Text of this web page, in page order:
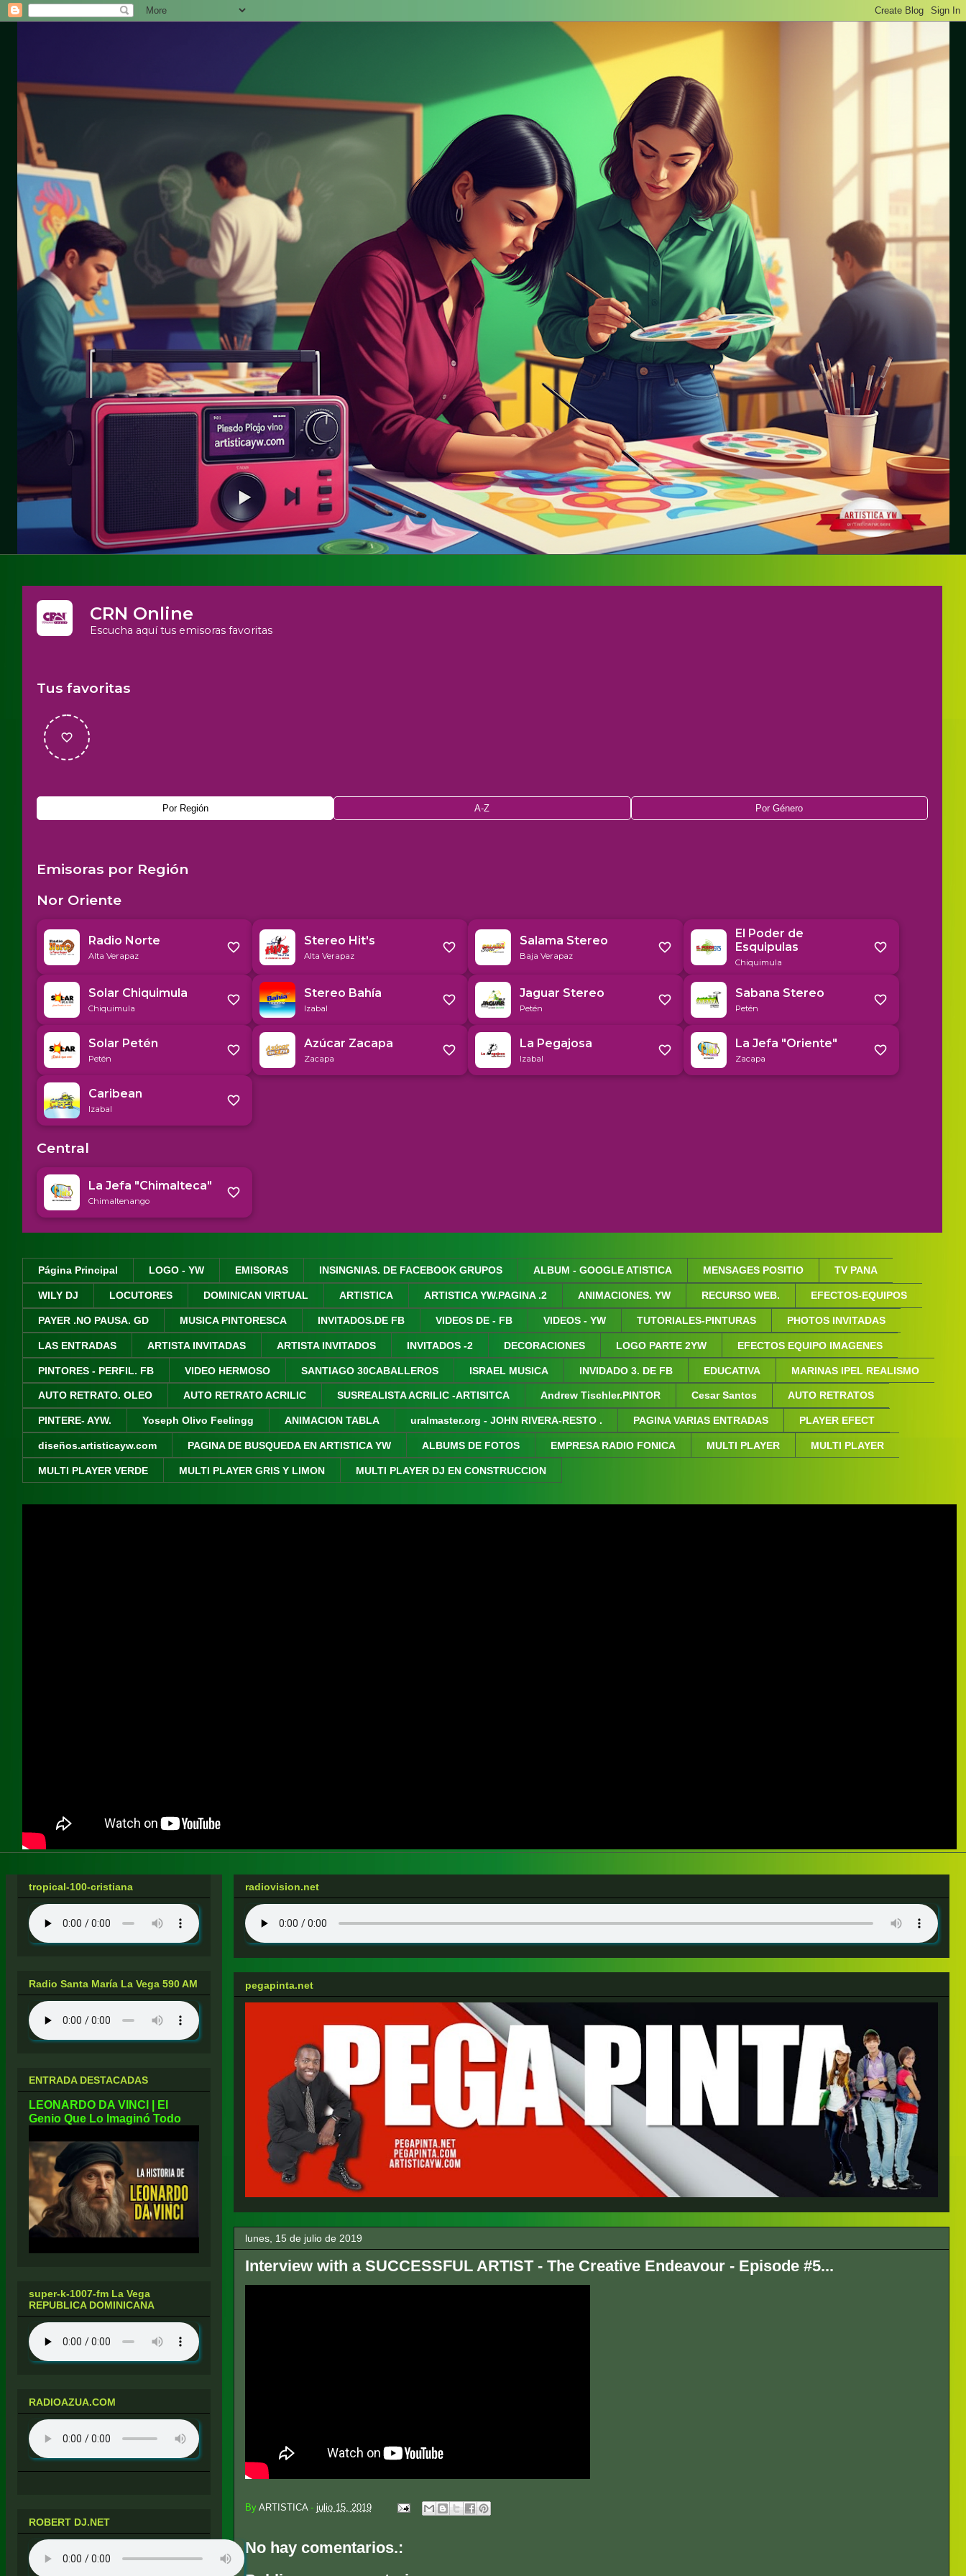
Página Principal LOGO - YW EMISORAS INSINGNIAS. DE FACEBOOK GRUPOS ALBUM - GOOGLE ATISTICA MENSAGES POSITIO TV PANA
WILY DJ LOCUTORES DOMINICAN VIRTUAL ARTISTICA ARTISTICA YW.PAGINA .2 ANIMACIONES. YW RECURSO WEB. EFECTOS-EQUIPOS
PAYER .NO PAUSA. GD MUSICA PINTORESCA INVITADOS.DE FB VIDEOS DE - FB VIDEOS - YW TUTORIALES-PINTURAS PHOTOS INVITADAS
LAS ENTRADAS ARTISTA INVITADAS ARTISTA INVITADOS INVITADOS -2 DECORACIONES LOGO PARTE 2YW EFECTOS EQUIPO IMAGENES
PINTORES - PERFIL. FB VIDEO HERMOSO SANTIAGO 30CABALLEROS ISRAEL MUSICA INVIDADO 3. DE FB EDUCATIVA MARINAS IPEL REALISMO
AUTO RETRATO. OLEO AUTO RETRATO ACRILIC SUSREALISTA ACRILIC -ARTISITCA Andrew Tischler.PINTOR Cesar Santos AUTO RETRATOS
PINTERE- AYW. Yoseph Olivo Feelingg ANIMACION TABLA uralmaster.org - JOHN RIVERA-RESTO . PAGINA VARIAS ENTRADAS PLAYER EFECT
diseños.artisticayw.com PAGINA DE BUSQUEDA EN ARTISTICA YW ALBUMS DE FOTOS EMPRESA RADIO FONICA MULTI PLAYER MULTI PLAYER
MULTI PLAYER VERDE MULTI PLAYER GRIS Y LIMON MULTI PLAYER DJ EN CONSTRUCCION
radiovision.net
pegapinta.net
lunes, 15 de julio de 2019
Interview with a SUCCESSFUL ARTIST - The Creative Endeavour - Episode #5...
By ARTISTICA - julio 15, 2019
No hay comentarios.:
tropical-100-cristiana
Radio Santa María La Vega 590 AM
ENTRADA DESTACADAS
LEONARDO DA VINCI | El
Genio Que Lo Imaginó Todo
super-k-1007-fm La Vega
REPUBLICA DOMINICANA
RADIOAZUA.COM
ROBERT DJ.NET